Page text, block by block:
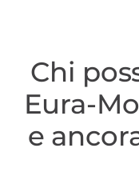
Chi
Eura-
e